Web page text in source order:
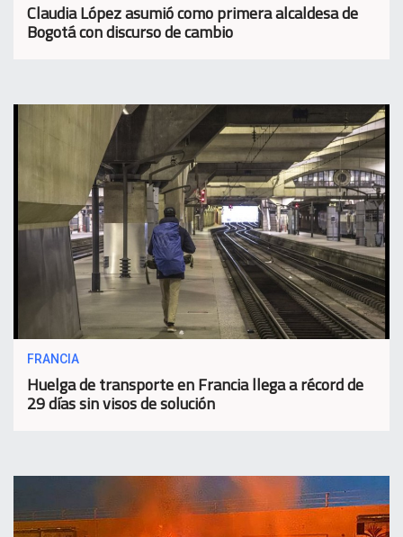
Claudia López asumió como primera alcaldesa de
Bogotá con discurso de cambio
FRANCIA
Huelga de transporte en Francia llega a récord de
29 días sin visos de solución